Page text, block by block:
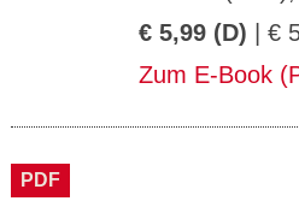
€ 5,99 (D) | €
Zum E-Book
PDF